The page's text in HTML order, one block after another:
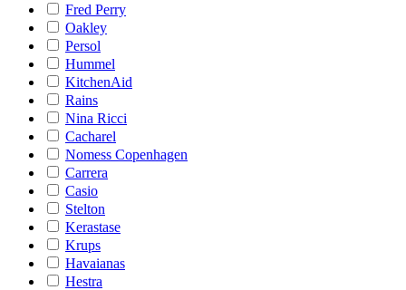
Fred Perry
Oakley
Persol
Hummel
KitchenAid
Rains
Nina Ricci
Cacharel
Nomess Copenhagen
Carrera
Casio
Stelton
Kerastase
Krups
Havaianas
Hestra